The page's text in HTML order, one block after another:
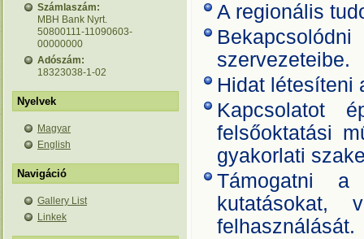
Számlaszám:
MBH Bank Nyrt.
50800111-11090603-
00000000
Adószám:
18323038-1-02
Nyelvek
Magyar
English
Navigáció
Gallery List
Linkek
A regionális
szervezeteibe.
Hidat létesíteni
Kapcsolatot
felsőoktatási
gyakorlati
Támogatni
kutatásokat,
felhasználá­sát.